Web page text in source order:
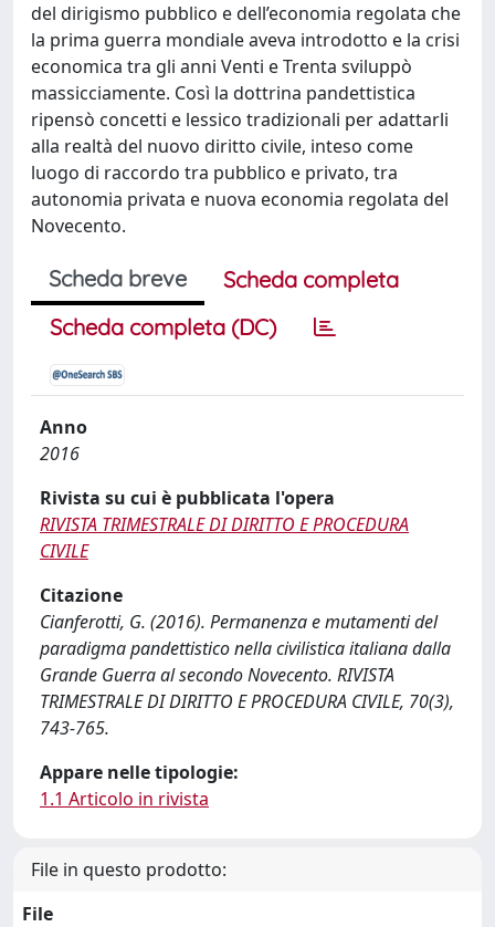
del dirigismo pubblico e dell’economia regolata che
la prima guerra mondiale aveva introdotto e la crisi
economica tra gli anni Venti e Trenta sviluppò
massicciamente. Così la dottrina pandettistica
ripensò concetti e lessico tradizionali per adattarli
alla realtà del nuovo diritto civile, inteso come
luogo di raccordo tra pubblico e privato, tra
autonomia privata e nuova economia regolata del
Novecento.
Scheda breve
Scheda completa
Scheda completa (DC)
Anno
2016
Rivista su cui è pubblicata l'opera
RIVISTA TRIMESTRALE DI DIRITTO E PROCEDURA
CIVILE
Citazione
Cianferotti, G. (2016). Permanenza e mutamenti del
paradigma pandettistico nella civilistica italiana dalla
Grande Guerra al secondo Novecento. RIVISTA
TRIMESTRALE DI DIRITTO E PROCEDURA CIVILE, 70(3),
743-765.
Appare nelle tipologie:
1.1 Articolo in rivista
File in questo prodotto:
File